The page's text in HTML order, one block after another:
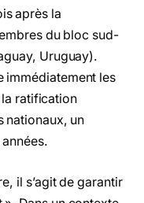
après la
du bloc sud-
Uruguay).
immédiatement les
ratification
nationaux, un
il s’agit de garantir